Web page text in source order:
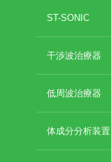
ST-SONIC
干渉波治療器
低周波治療器
体成分分析装置